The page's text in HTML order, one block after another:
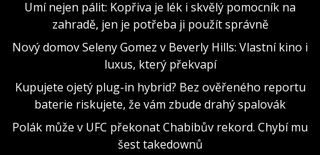
Umí nejen pálit: Kopřiva je lék i skvělý pomocník na
zahradě, jen je potřeba ji použít správně
Nový domov Seleny Gomez v Beverly Hills: Vlastní kino i
luxus, který překvapí
Kupujete ojetý plug-in hybrid? Bez ověřeného reportu
baterie riskujete, že vám zbude drahý spalovák
Polák může v UFC překonat Chabibův rekord. Chybí mu
šest takedownů